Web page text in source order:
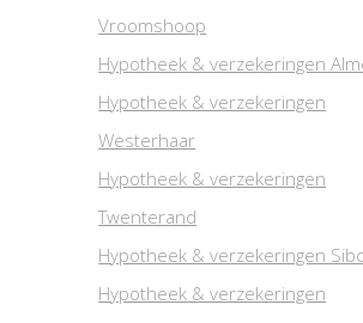
Vroomshoop
Hypotheek & verzekeringen
Hypotheek & verzekeringen
Westerhaar
Hypotheek & verzekeringen
Twenterand
Hypotheek & verzekeringen
Hypotheek & verzekeringen